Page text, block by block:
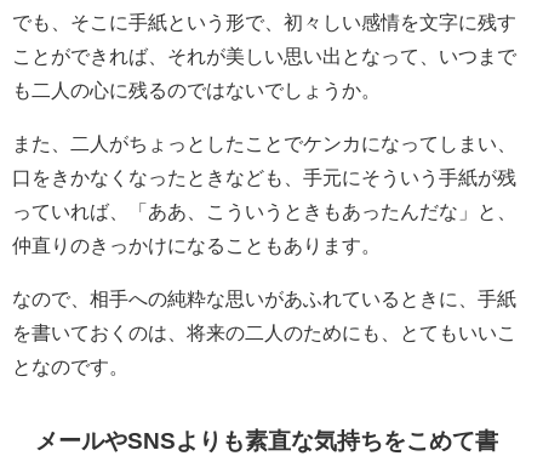
でも、そこに手紙という形で、初々しい感情を文字に残す
ことができれば、それが美しい思い出となって、いつまで
も二人の心に残るのではないでしょうか。
また、二人がちょっとしたことでケンカになってしまい、
口をきかなくなったときなども、手元にそういう手紙が残
っていれば、「ああ、こういうときもあったんだな」と、
仲直りのきっかけになることもあります。
なので、相手への純粋な思いがあふれているときに、手紙
を書いておくのは、将来の二人のためにも、とてもいいこ
となのです。
メールやSNSよりも素直な気持ちをこめて書